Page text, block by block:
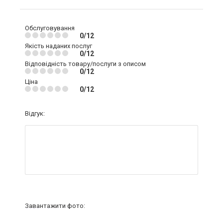
Обслуговування
0/12
Якість наданих послуг
0/12
Відповідність товару/послуги з описом
0/12
Ціна
0/12
Відгук:
Завантажити фото: